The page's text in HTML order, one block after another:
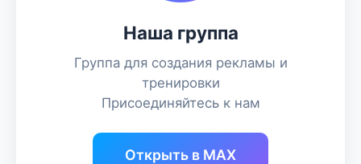
Наша группа
Группа для создания рекламы и
тренировки
Присоединяйтесь к нам
Открыть в MAX